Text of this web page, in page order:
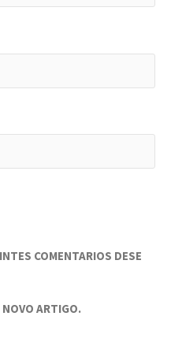
COMENTARIOS DESE
NOVO ARTIGO.